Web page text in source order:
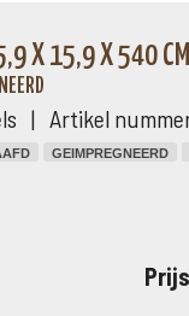
X 15,9 X 540 CM
| Artikel
GEIMPREGNEERD